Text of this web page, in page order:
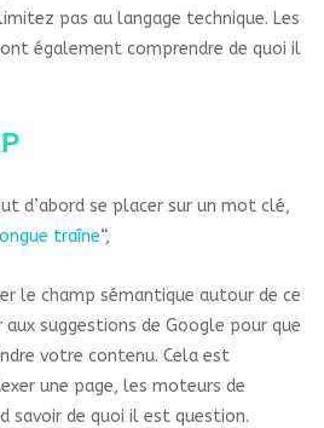
pas au langage technique. Les
également comprendre de quoi il
d’abord se placer sur un mot clé,
traîne“,
le champ sémantique autour de ce
suggestions de Google pour que
votre contenu. Cela est
une page, les moteurs de
savoir de quoi il est question.